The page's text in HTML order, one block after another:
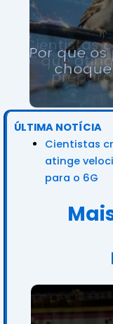
Porqueos
choqu
ÚLTIMA NOTÍCIA
Cientistas
atinge
para o 6G